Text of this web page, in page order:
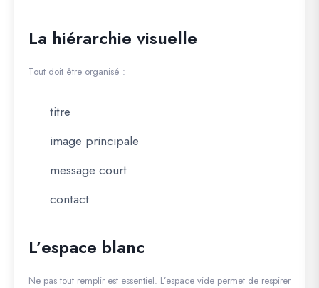
La hiérarchie visuelle
Tout doit être organisé :
titre
image principale
message court
contact
L’espace blanc
Ne pas tout remplir est essentiel. L’espace vide permet de respirer